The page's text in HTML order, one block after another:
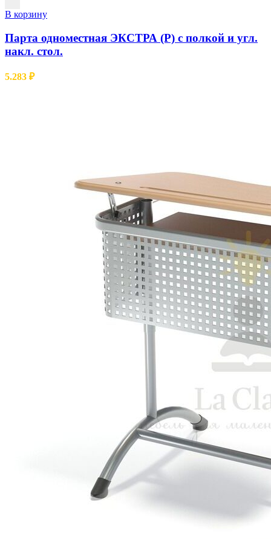
В корзину
Парта одноместная ЭКСТРА (Р) с полкой и угл.
накл. стол.
5.283 ₽